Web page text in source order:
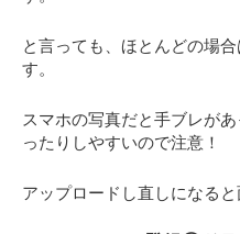
と言っても、ほとんどの場
す。
スマホの写真だと手ブレが
ったりしやすいので注意！
アップロードし直しになると